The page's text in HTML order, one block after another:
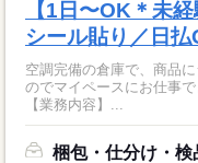
【1日〜OK＊未
シール貼り／日払
空調完備の倉庫で、商品
のでマイペースにお仕事
【業務内容】...
梱包・仕分け・検